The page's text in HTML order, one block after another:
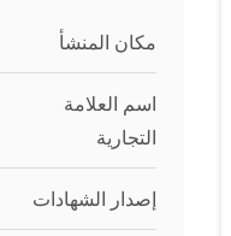
مكان المنشأ
اسم العلامة
التجارية
إصدار الشهادات